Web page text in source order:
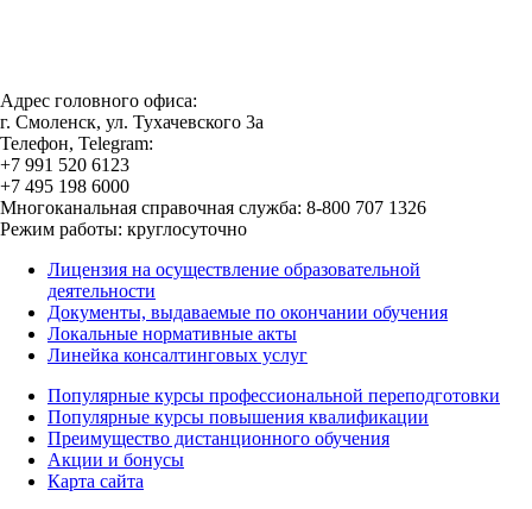
Адрес головного офиса:
г. Смоленск, ул. Тухачевского 3а
Телефон, Telegram:
+7 991 520 6123
+7 495 198 6000
Многоканальная справочная служба: 8-800 707 1326
Режим работы: круглосуточно
Лицензия на осуществление образовательной
деятельности
Документы, выдаваемые по окончании обучения
Локальные нормативные акты
Линейка консалтинговых услуг
Популярные курсы профессиональной переподготовки
Популярные курсы повышения квалификации
Преимущество дистанционного обучения
Акции и бонусы
Карта сайта